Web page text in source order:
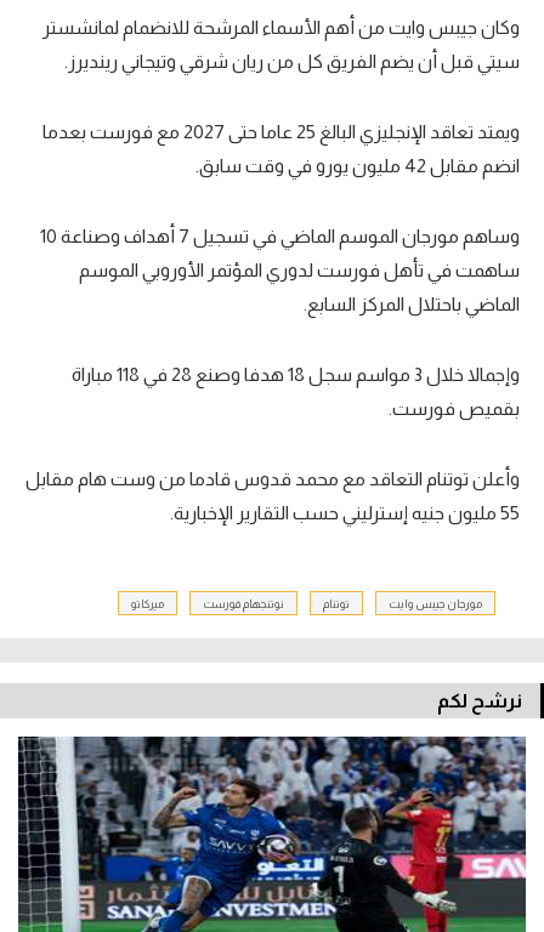
وكان جيبس وايت من أهم الأسماء المرشحة للانضمام لمانشستر
سيتي قبل أن يضم الفريق كل من ريان شرقي وتيجاني رينديرز.
ويمتد تعاقد الإنجليزي البالغ 25 عاما حتى 2027 مع فورست بعدما
انضم مقابل 42 مليون يورو في وقت سابق.
وساهم مورجان الموسم الماضي في تسجيل 7 أهداف وصناعة 10
ساهمت في تأهل فورست لدوري المؤتمر الأوروبي الموسم
الماضي باحتلال المركز السابع.
وإجمالا خلال 3 مواسم سجل 18 هدفا وصنع 28 في 118 مباراة
بقميص فورست.
وأعلن توتنام التعاقد مع محمد قدوس قادما من وست هام مقابل
55 مليون جنيه إسترليني حسب التقارير الإخبارية.
مورجان جيبس وايت توتنام نوتنجهام فورست ميركاتو
نرشح لكم